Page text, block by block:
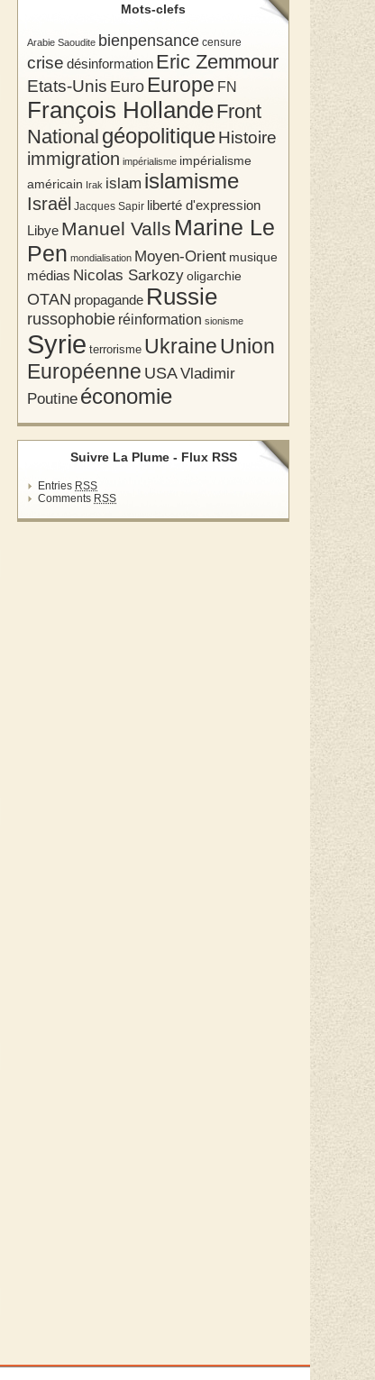
Mots-clefs
Arabie Saoudite bienpensance censure
crise désinformation Eric Zemmour
Etats-Unis Euro Europe FN
François HollandeFront
National géopolitiqueHistoire
immigration impérialisme impérialisme
américain Irak islam islamisme
Israël Jacques Sapir liberté d'expression
Libye Manuel Valls Marine Le
Pen mondialisation Moyen-Orient musique
médias Nicolas Sarkozyoligarchie
OTAN propagande Russie
russophobie réinformation sionisme
Syrie terrorisme Ukraine Union
Européenne USAVladimir
Poutine économie
Suivre La Plume - Flux RSS
Entries RSS
Comments RSS